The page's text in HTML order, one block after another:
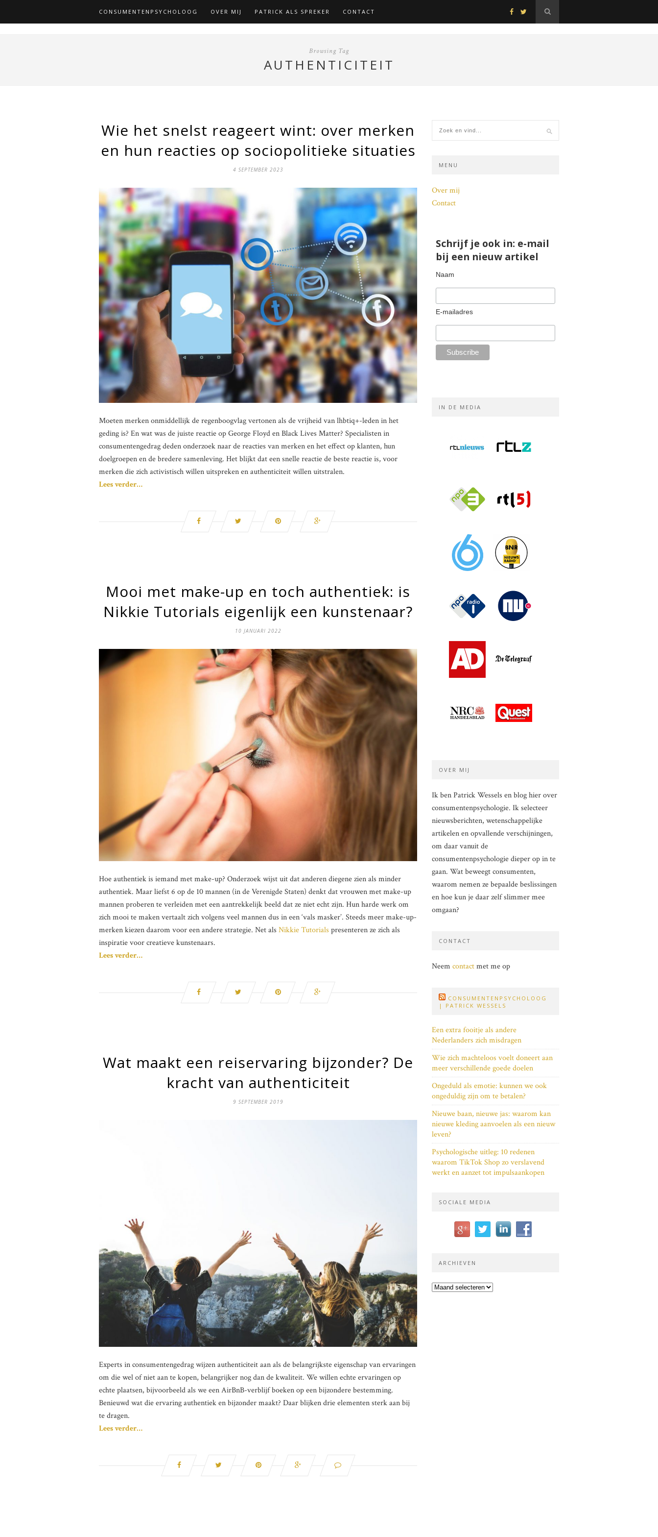
CONSUMENTENPSYCHOLOOG OVER MIJ PATRICK ALS SPREKER CONTACT
Browsing Tag
AUTHENTICITEIT
Wie het snelst reageert wint: over merken
en hun reacties op sociopolitieke situaties
4 SEPTEMBER 2023
Moeten merken onmiddellijk de regenboogvlag vertonen als de vrijheid van lhbtiq+-leden in het
geding is? En wat was de juiste reactie op George Floyd en Black Lives Matter? Specialisten in
consumentengedrag deden onderzoek naar de reacties van merken en het effect op klanten, hun
doelgroepen en de bredere samenleving. Het blijkt dat een snelle reactie de beste reactie is, voor
merken die zich activistisch willen uitspreken en authenticiteit willen uitstralen.
Lees verder…
Mooi met make-up en toch authentiek: is
Nikkie Tutorials eigenlijk een kunstenaar?
10 JANUARI 2022
Hoe authentiek is iemand met make-up? Onderzoek wijst uit dat anderen diegene zien als minder
authentiek. Maar liefst 6 op de 10 mannen (in de Verenigde Staten) denkt dat vrouwen met make-up
mannen proberen te verleiden met een aantrekkelijk beeld dat ze niet echt zijn. Hun harde werk om
zich mooi te maken vertaalt zich volgens veel mannen dus in een ‘vals masker’. Steeds meer make-up-
merken kiezen daarom voor een andere strategie. Net als Nikkie Tutorials presenteren ze zich als
inspiratie voor creatieve kunstenaars.
Lees verder…
Wat maakt een reiservaring bijzonder? De
kracht van authenticiteit
9 SEPTEMBER 2019
Experts in consumentengedrag wijzen authenticiteit aan als de belangrijkste eigenschap van ervaringen
om die wel of niet aan te kopen, belangrijker nog dan de kwaliteit. We willen echte ervaringen op
echte plaatsen, bijvoorbeeld als we een AirBnB-verblijf boeken op een bijzondere bestemming.
Benieuwd wat die ervaring authentiek en bijzonder maakt? Daar blijken drie elementen sterk aan bij
te dragen.
Lees verder…
MENU
Over mij
Contact
Schrijf je ook in: e-mail
bij een nieuw artikel
Naam
E-mailadres
IN DE MEDIA
OVER MIJ
Ik ben Patrick Wessels en blog hier over
consumentenpsychologie. Ik selecteer
nieuwsberichten, wetenschappelijke
artikelen en opvallende verschijningen,
om daar vanuit de
consumentenpsychologie dieper op in te
gaan. Wat beweegt consumenten,
waarom nemen ze bepaalde beslissingen
en hoe kun je daar zelf slimmer mee
omgaan?
CONTACT
Neem contactmet me op
CONSUMENTENPSYCHOLOOG
| PATRICK WESSELS
Een extra fooitje als andere
Nederlanders zich misdragen
Wie zich machteloos voelt doneert aan
meer verschillende goede doelen
Ongeduld als emotie: kunnen we ook
ongeduldig zijn om te betalen?
Nieuwe baan, nieuwe jas: waarom kan
nieuwe kleding aanvoelen als een nieuw
leven?
Psychologische uitleg: 10 redenen
waarom TikTok Shop zo verslavend
werkt en aanzet tot impulsaankopen
SOCIALE MEDIA
ARCHIEVEN
Archieven